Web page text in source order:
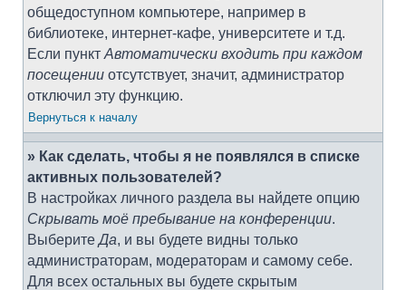
общедоступном компьютере, например в
библиотеке, интернет-кафе, университете и т.д.
Если пункт Автоматически входить при каждом
посещении отсутствует, значит, администратор
отключил эту функцию.
Вернуться к началу
» Как сделать, чтобы я не появлялся в списке
активных пользователей?
В настройках личного раздела вы найдете опцию
Скрывать моё пребывание на конференции.
ВыберитеДа, и вы будете видны только
администраторам, модераторам и самому себе.
Для всех остальных вы будете скрытым